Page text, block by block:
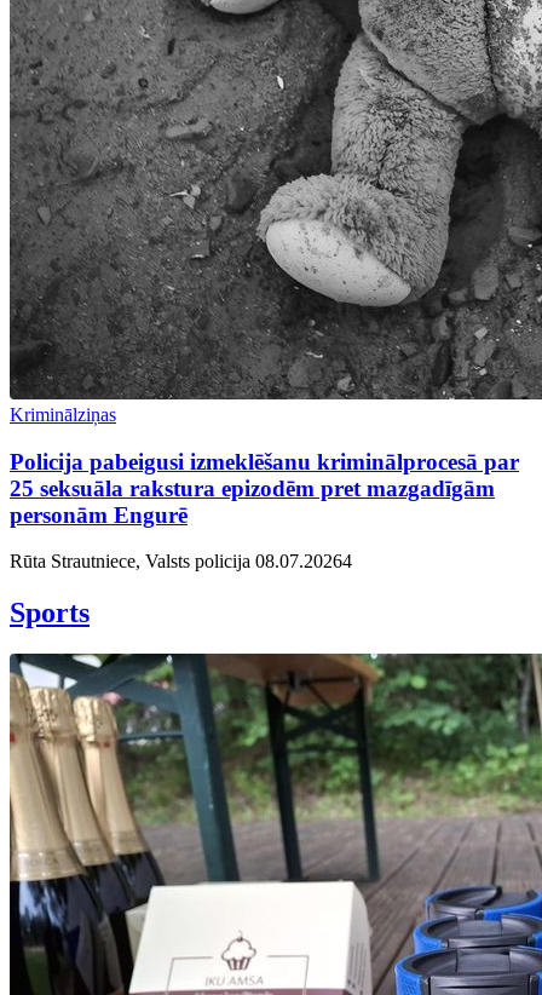
Kriminālziņas
Policija pabeigusi izmeklēšanu kriminālprocesā par
25 seksuāla rakstura epizodēm pret mazgadīgām
personām Engurē
Rūta Strautniece, Valsts policija 08.07.20264
Sports